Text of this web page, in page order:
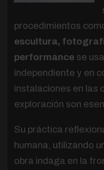
procedimientos
escultura,
performance se
independiente y en
instalaciones en las
exploración son
Su práctica
humana, utilizando
obra indaga en la